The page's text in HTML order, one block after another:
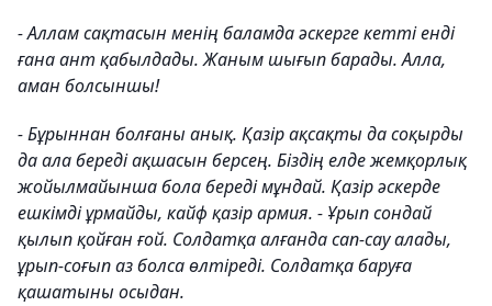
- Аллам сақтасын менің баламда әскерге кетті енді
ғана ант қабылдады. Жаным шығып барады. Алла,
аман болсыншы!
- Бұрыннан болғаны анық. Қазір ақсақты да соқырды
да ала береді ақшасын берсең. Біздің елде жемқорлық
жойылмайынша бола береді мұндай. Қазір әскерде
ешкімді ұрмайды, кайф қазір армия. - Ұрып сондай
қылып қойған ғой. Солдатқа алғанда сап-сау алады,
ұрып-соғып аз болса өлтіреді. Солдатқа баруға
қашатыны осыдан.